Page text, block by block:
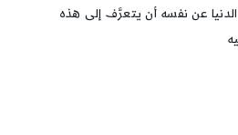
عن نفسه أن يتعرَّف إلى هذه